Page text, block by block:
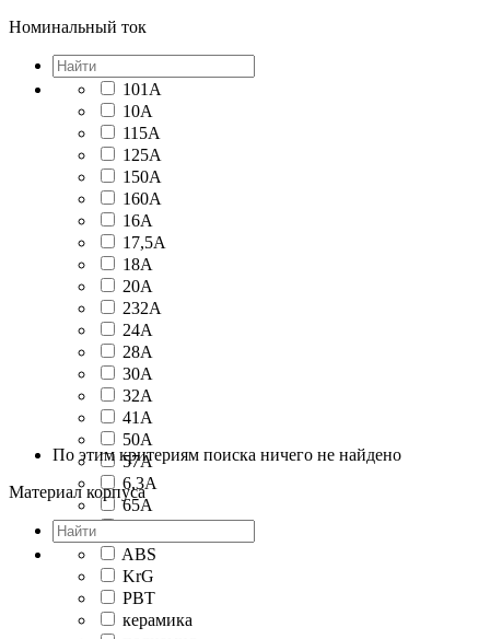
Номинальный ток
101А
10А
115А
125А
150А
160А
16А
17,5А
18А
20А
232А
24А
28А
30А
32А
41А
50А
57А
6,3А
65А
76А
По этим критериям поиска ничего не найдено
Материал корпуса
ABS
KrG
PBT
керамика